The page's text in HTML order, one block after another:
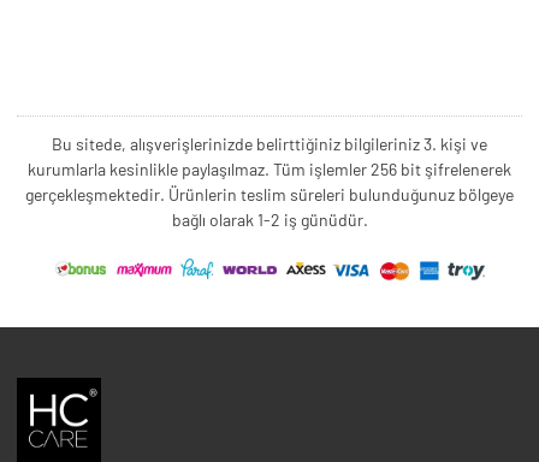
Bu sitede, alışverişlerinizde belirttiğiniz bilgileriniz 3. kişi ve
kurumlarla kesinlikle paylaşılmaz. Tüm işlemler 256 bit şifrelenerek
gerçekleşmektedir. Ürünlerin teslim süreleri bulunduğunuz bölgeye
bağlı olarak 1-2 iş günüdür.